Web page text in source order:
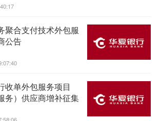
聚合支付技术外包服
公告
收单外包服务项目
务）供应商增补征集